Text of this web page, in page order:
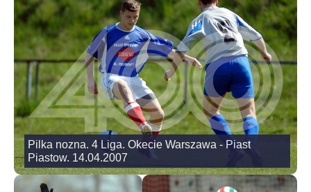
Pilka nozna. 4 Liga. Okecie Warszawa - Piast
Piastow. 14.04.2007